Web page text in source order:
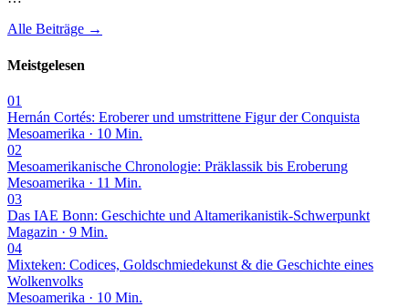
Alle Beiträge →
Meistgelesen
01
Hernán Cortés: Eroberer und umstrittene Figur der Conquista
Mesoamerika · 10 Min.
02
Mesoamerikanische Chronologie: Präklassik bis Eroberung
Mesoamerika · 11 Min.
03
Das IAE Bonn: Geschichte und Altamerikanistik-Schwerpunkt
Magazin · 9 Min.
04
Mixteken: Codices, Goldschmiedekunst & die Geschichte eines
Wolkenvolks
Mesoamerika · 10 Min.